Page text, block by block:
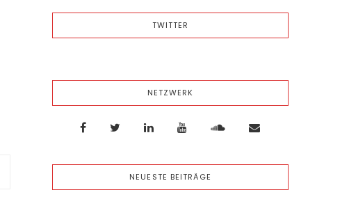
TWITTER
NETZWERK
NEUESTE BEITRÄGE